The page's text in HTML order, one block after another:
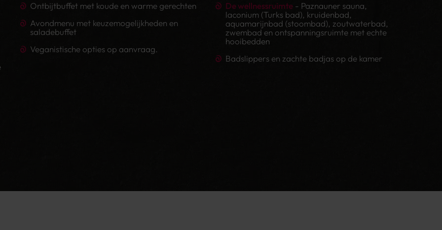
Ontbijtbuffet met koude en warme gerechten
Avondmenu met keuzemogelijkheden en
saladebuffet
Veganistische opties op aanvraag.
De wellnessruimte - Paznauner sauna,
laconium (Turks bad), kruidenbad,
aquamarijnbad (stoombad), zoutwaterbad,
zwembad en ontspanningsruimte met echte
hooibedden
Badslippers en zachte badjas op de kamer